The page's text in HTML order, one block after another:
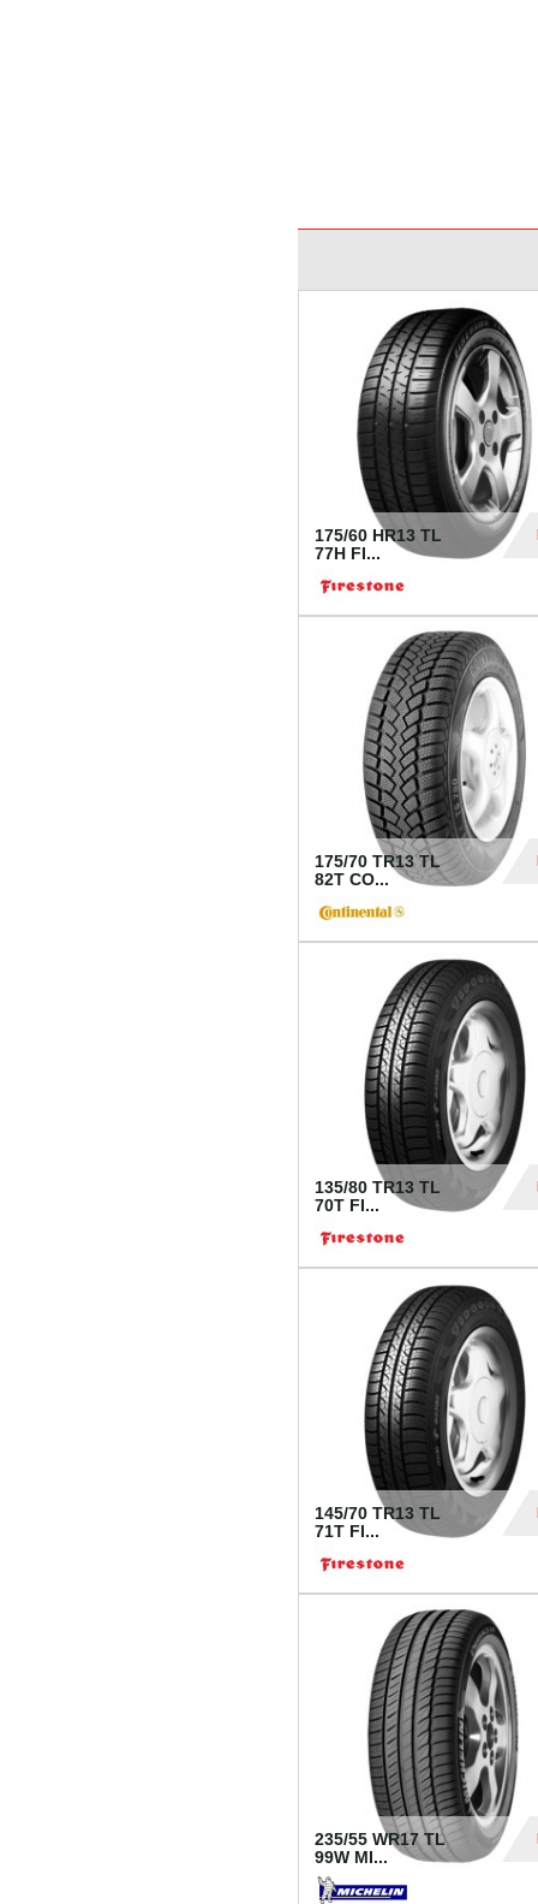
175/60 HR13 TL
77H FI...
175/70 TR13 TL
82T CO...
135/80 TR13 TL
70T FI...
145/70 TR13 TL
71T FI...
235/55 WR17 TL
99W MI...